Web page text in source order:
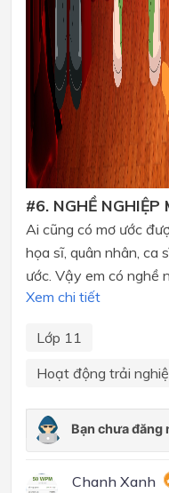
#6. NGHỀ NGHIỆP
Ai cũng có mơ ước
họa sĩ, quân nhân, ca
ước. Vậy em có nghề
Xem chi tiết
Lớp 11
Hoạt động trải
Chanh Xanh